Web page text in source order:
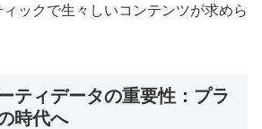
ックで生々しいコンテンツが求めら
ティデータの重要性：プラ
時代へ